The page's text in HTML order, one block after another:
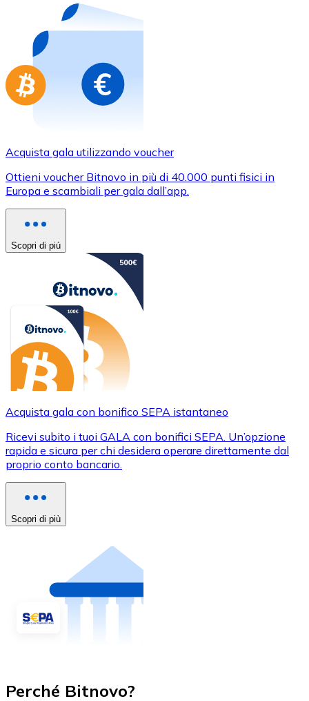
Acquista gift card dei tuoi marchi preferiti con
Vai al negozio di carte regalo
Acquista gala utilizzando voucher
Ottieni voucher Bitnovo in più di 40.000 punti fisici in
Europa e scambiali per gala dall’app.
Scopri di più
Acquista gala con bonifico SEPA istantaneo
Ricevi subito i tuoi GALA con bonifici SEPA. Un’opzione
rapida e sicura per chi desidera operare direttamente dal
proprio conto bancario.
Scopri di più
Perché Bitnovo?